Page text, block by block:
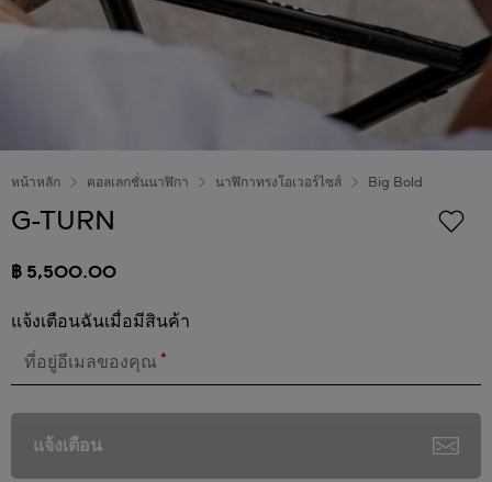
หน้าหลัก คอลเลกชั่นนาฬิกา นาฬิกาทรงโอเวอร์ไซส์ Big Bold
G-TURN
฿ 5,500.00
แจ้งเตือนฉันเมื่อมีสินค้า
ที่อยู่อีเมลของคุณ *
แจ้งเตือน